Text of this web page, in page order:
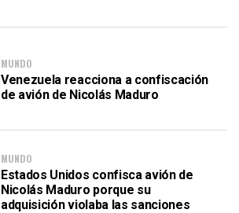
MUNDO
Venezuela reacciona a confiscación
de avión de Nicolás Maduro
MUNDO
Estados Unidos confisca avión de
Nicolás Maduro porque su
adquisición violaba las sanciones